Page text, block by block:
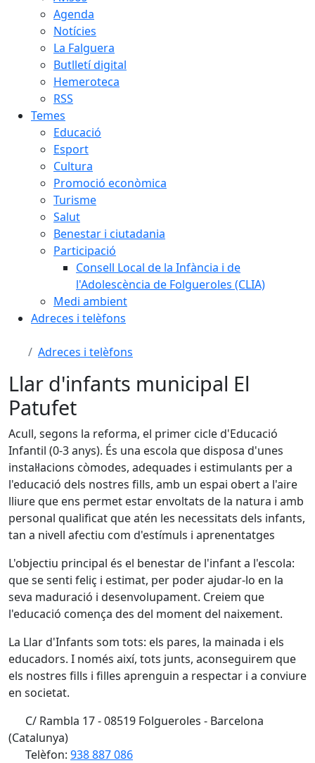
Agenda
Notícies
La Falguera
Butlletí digital
Hemeroteca
RSS
Temes
Educació
Esport
Cultura
Promoció econòmica
Turisme
Salut
Benestar i ciutadania
Participació
Consell Local de la Infància i de
l'Adolescència de Folgueroles (CLIA)
Medi ambient
Adreces i telèfons
Adreces i telèfons
Llar d'infants municipal El
Patufet
Acull, segons la reforma, el primer cicle d'Educació
Infantil (0-3 anys). És una escola que disposa d'unes
instal·lacions còmodes, adequades i estimulants per a
l'educació dels nostres fills, amb un espai obert a l'aire
lliure que ens permet estar envoltats de la natura i amb
personal qualificat que atén les necessitats dels infants,
tan a nivell afectiu com d'estímuls i aprenentatges
L'objectiu principal és el benestar de l'infant a l'escola:
que se senti feliç i estimat, per poder ajudar-lo en la
seva maduració i desenvolupament. Creiem que
l'educació comença des del moment del naixement.
La Llar d'Infants som tots: els pares, la mainada i els
educadors. I només així, tots junts, aconseguirem que
els nostres fills i filles aprenguin a respectar i a conviure
en societat.
C/ Rambla 17 - 08519 Folgueroles - Barcelona
(Catalunya)
Telèfon: 938 887 086